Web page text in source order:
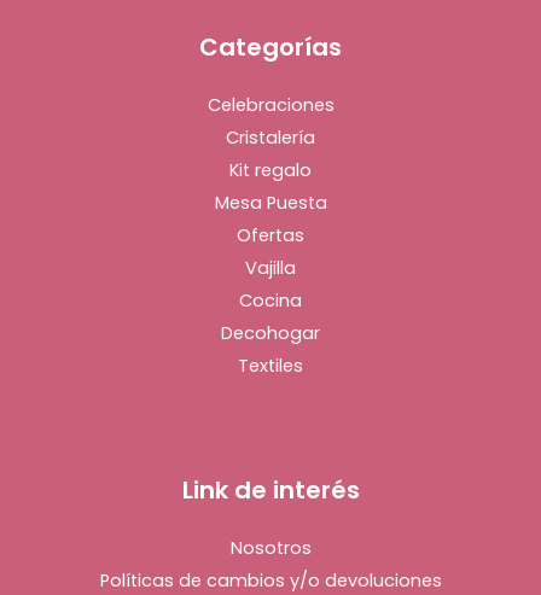
Categorías
Celebraciones
Cristalería
Kit regalo
Mesa Puesta
Ofertas
Vajilla
Cocina
Decohogar
Textiles
Link de interés
Nosotros
Políticas de cambios y/o devoluciones